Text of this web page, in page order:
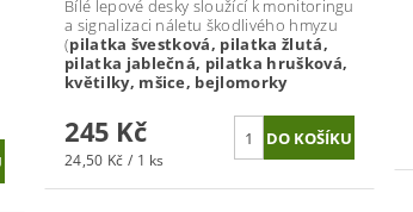
Bílé lepové desky sloužící k monitoringu
a signalizaci náletu škodlivého hmyzu
(pilatka švestková, pilatka žlutá,
pilatka jablečná, pilatka hrušková,
květilky, mšice, bejlomorky
245 Kč
24,50 Kč / 1 ks